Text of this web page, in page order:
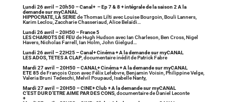
Lundi 26 avril – 20h50 – Canal+ – Ep 7 & 8 + intégrale de la saison 2 A la
demande sur myCANAL
HIPPOCRATE, LA SERIEde Thomas Lilti avec Louise Bourgoin, Bouli Lanners,
Karim Leclou, Zaccharie Chasseriaud, Alice Belaïdi…
Lundi 26 avril – 20H50 – France 5
LES CHARIOTS DE FEU de Hugh Hudson avec Ian Charleson, Ben Cross, Nigel
Havers, Nicholas Farrell, Ian Holm, John Gielgud…
Lundi 26 avril – 22H25 – Canal+ Cinéma + A la demande sur myCANAL
LES ADOS, TETES A CLAP, documentaire inédit de Patrick Fabre
Mardi 27 avril – 20H50 – CANAL+ Cinéma + A la demande sur myCANAL
ETE 85de François Ozon avec Félix Lefebvre, Benjamin Voisin, Philippine Velge,
Valeria Bruni Tedeschi, Melvil Poupaud, Isabelle Nanty,
Mardi 27 avril – 20H50 – CINE+ Club + A la demande sur myCANAL
C’EST DUR D’ETRE AIME PAR DES CONS, documentaire de Daniel Leconte
+